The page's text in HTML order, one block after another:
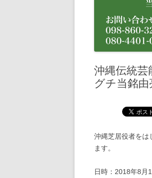
沖縄伝統芸
グチ当銘
沖縄芝居役者をは
ます。
日時：2018年8月